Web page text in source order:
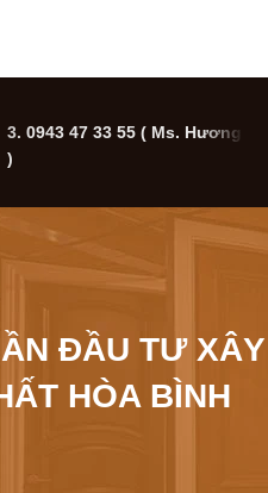
3. 0943 47 33 55 ( Ms. Hương
)
ĐẦU TƯ XÂY
HÒA BÌNH